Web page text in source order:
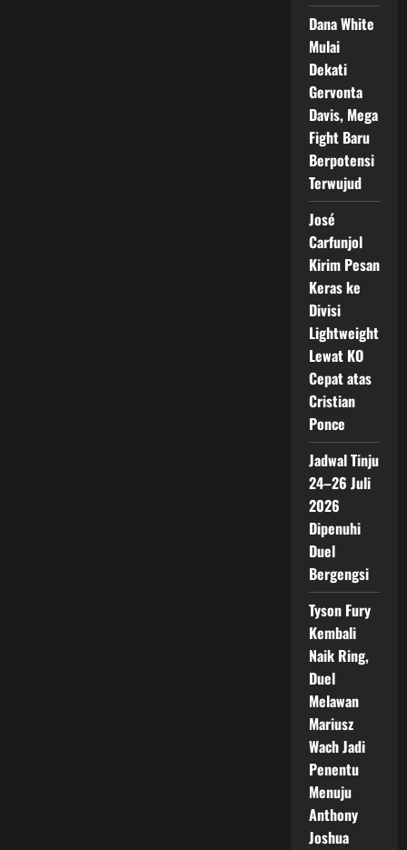
Dana White
Mulai
Dekati
Gervonta
Davis, Mega
Fight Baru
Berpotensi
Terwujud
José
Carfunjol
Kirim Pesan
Keras ke
Divisi
Lightweight
Lewat KO
Cepat atas
Cristian
Ponce
Jadwal Tinju
24–26 Juli
2026
Dipenuhi
Duel
Bergengsi
Tyson Fury
Kembali
Naik Ring,
Duel
Melawan
Mariusz
Wach Jadi
Penentu
Menuju
Anthony
Joshua